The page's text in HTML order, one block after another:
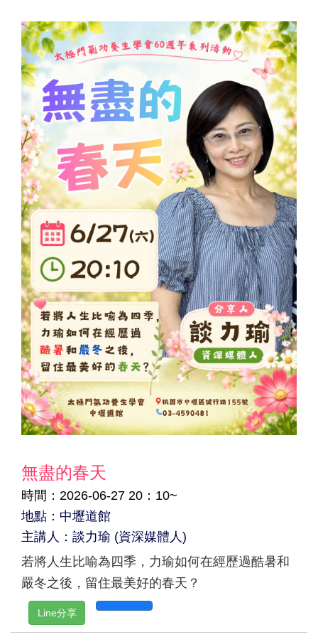
無盡的春天
時間：2026-06-27 20：10~
地點：中壢道館
主講人：談力瑜 (資深媒體人)
若將人生比喻為四季，力瑜如何在經歷過酷暑和
嚴冬之後，留住最美好的春天？
Line分享